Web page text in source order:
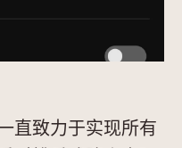
直致力于实现所有